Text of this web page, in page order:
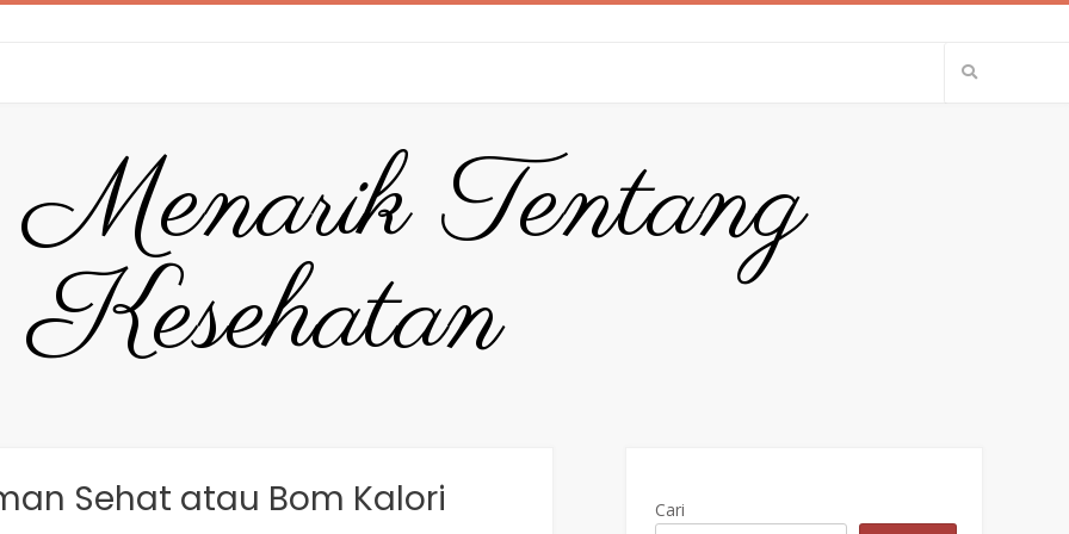
Tentang
Kesehatan
Sehat atau Bom Kalori Cari